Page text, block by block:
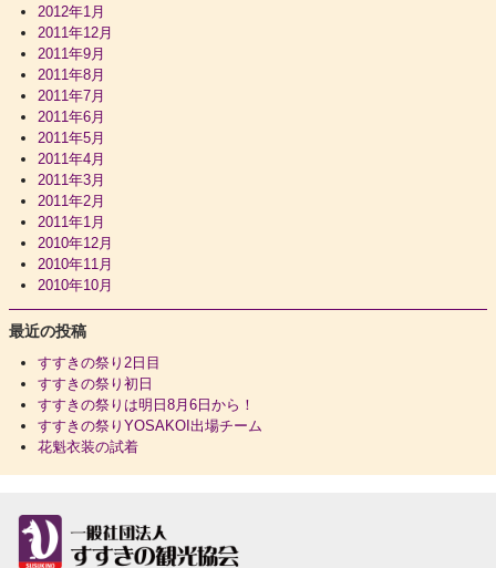
2012年1月
2011年12月
2011年9月
2011年8月
2011年7月
2011年6月
2011年5月
2011年4月
2011年3月
2011年2月
2011年1月
2010年12月
2010年11月
2010年10月
最近の投稿
すすきの祭り2日目
すすきの祭り初日
すすきの祭りは明日8月6日から！
すすきの祭りYOSAKOI出場チーム
花魁衣装の試着